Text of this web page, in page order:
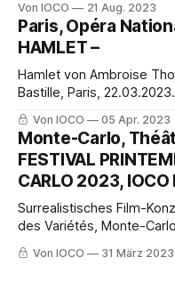
Entdecken Sie
Porträts, Essays und
Philharmoniker und ihre
Heute: Geigerin Anna
nicht nur in der Musik
Von IOCO 21 Aug. 2023
Paris, Opéra
HAMLET –
Hamlet von Ambroise
Bastille, Paris, 22.03.2023. Oper von Ambroise Thomas,
IOCO Kritik, 22.03.2023 Opera National de Paris HAMLET
(1868) – Oper von Ambroise Thomas –
und Jules Barbier, nach
Von IOCO 05 Apr. 2023
Monte-Carlo,
FESTIVAL
CARLO 2023,
Surrealistisches Film-
des Variétés, Monte-Carlo,
PRINTEMPS DES ARTS
Surrealistisches Film-
Von IOCO 31 März 2023